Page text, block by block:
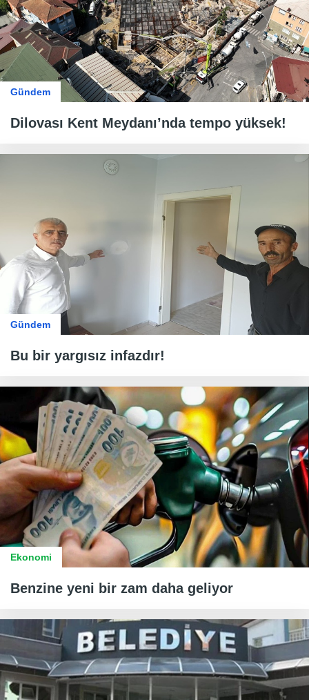
Gündem
Dilovası Kent Meydanı’nda tempo yüksek!
Gündem
Bu bir yargısız infazdır!
Ekonomi
Benzine yeni bir zam daha geliyor